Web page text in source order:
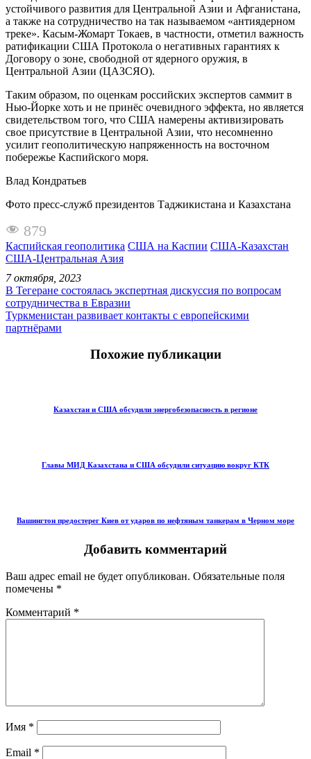
устойчивого развития для Центральной Азии и Афганистана,
а также на сотрудничество на так называемом «антиядерном
треке». Касым-Жомарт Токаев, в частности, отметил важность
ратификации США Протокола о негативных гарантиях к
Договору о зоне, свободной от ядерного оружия, в
Центральной Азии (ЦАЗСЯО).
Таким образом, по оценкам российских экспертов саммит в
Нью-Йорке хоть и не принёс очевидного эффекта, но является
свидетельством того, что США намерены активизировать
свое присутствие в Центральной Азии, что несомненно
усилит геополитическую напряженность на восточном
побережье Каспийского моря.
Влад Кондратьев
Фото пресс-служб президентов Таджикистана и Казахстана
879
Каспийская геополитика США на Каспии США-Казахстан
США-Центральная Азия
7 октября, 2023
В Тегеране состоялась экспертная дискуссия по вопросам
сотрудничества в Евразии
Туркменистан развивает контакты с европейскими
партнёрами
Похожие публикации
Казахстан и США обсудили энергобезопасность в регионе
Главы МИД Казахстана и США обсудили ситуацию вокруг КТК
Вашингтон предостерег Киев от ударов по нефтяным танкерам в Черном море
Добавить комментарий
Ваш адрес email не будет опубликован. Обязательные поля
помечены *
Комментарий *
Имя *
Email *